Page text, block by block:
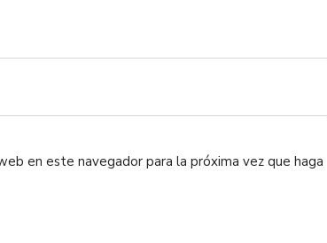
en este navegador para la próxima vez que haga